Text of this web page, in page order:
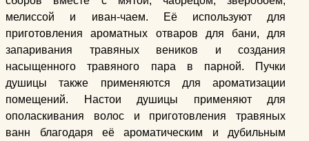
мелиссой и иван-чаем. Её используют для
приготовления ароматных отваров для бани, для
запаривания травяных веников и создания
насыщенного травяного пара в парной. Пучки
душицы также применяются для ароматизации
помещений. Настои душицы применяют для
ополаскивания волос и приготовления травяных
ванн благодаря её ароматическим и дубильным